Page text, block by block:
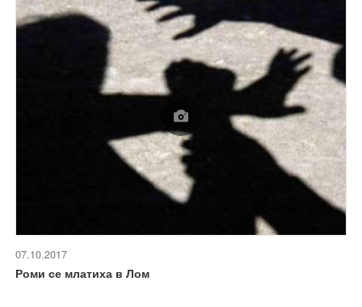
07.10.2017
Роми се млатиха в Лом